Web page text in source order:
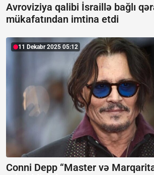
Avroviziya qalibi İsraillə bağlı
mükafatından imtina etdi
11 Dekabr 2025 05:12
Conni Depp “Master və